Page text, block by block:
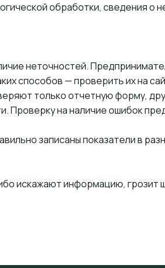
обработки, сведения о
неточностей.
способов — проверить их на
только отчетную форму,
Проверку на наличие ошибок
записаны показатели в
искажают информацию, грозит